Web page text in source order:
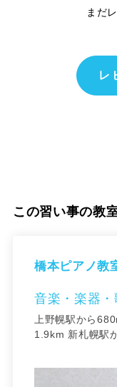
まだ
レ
この習い事の教
橋本ピアノ教
音楽・楽器
上野幌駅から
1.9km 新札幌駅